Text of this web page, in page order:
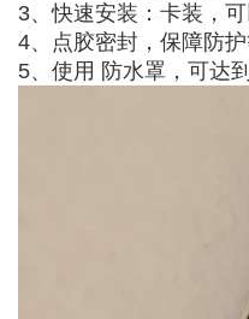
3、快速安装：卡装，
4、点胶密封，保障防
5、使用 防水罩，可达